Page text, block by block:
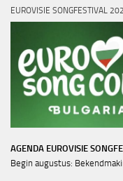
EUROVISIE SONGFESTIVAL
AGENDA EUROVISIE
Begin augustus: